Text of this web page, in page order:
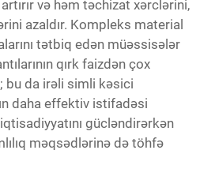
və həm təchizat xərclərini,
azaldır. Kompleks material
tətbiq edən müəssisələr
qırk faizdən çox
bu da irəli simli kəsici
daha effektiv istifadəsi
gücləndirərkən
məqsədlərinə də töhfə